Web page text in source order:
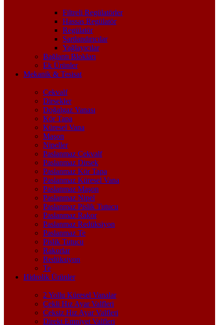
Filtreli Regülatörler
Hassas Regülatör
Regülatör
Şartlandırıcılar
Yağlayıcılar
Bağlantı Blokları
Ek Ürünler
Mekanik & Tesisat
Çekvalf
Dirsekler
Doğalgaz Vanası
Kör Tapa
Küresel Vana
Maşon
Nipeller
Paslanmaz Çekvalf
Paslanmaz Dirsek
Paslanmaz Kör Tapa
Paslanmaz Küresel Vana
Paslanmaz Maşon
Paslanmaz Nipel
Paslanmaz Pislik Tutucu
Paslanmaz Rakor
Paslanmaz Redüksiyon
Paslanmaz Te
Pislik Tutucu
Rakorlar
Redüksiyon
Te
Hidrolik Ürünler
2 Yollu Küresel Vanalar
Çekli Hız Ayar Valfleri
Çeksiz Hız Ayar Valfleri
Direkt Emniyet Valfleri